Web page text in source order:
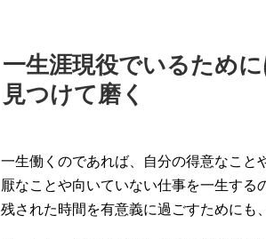
一生涯現役でいるため
見つけて磨く
一生働くのであれば、自分の得意なこと
厭なことや向いていない仕事を一生する
残された時間を有意義に過ごすためにも